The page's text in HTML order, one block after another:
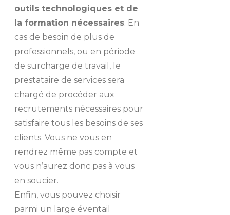
outils technologiques et de
la formation nécessaires. En
cas de besoin de plus de
professionnels, ou en période
de surcharge de travail, le
prestataire de services sera
chargé de procéder aux
recrutements nécessaires pour
satisfaire tous les besoins de ses
clients. Vous ne vous en
rendrez même pas compte et
vous n’aurez donc pas à vous
en soucier.
Enfin, vous pouvez choisir
parmi un large éventail